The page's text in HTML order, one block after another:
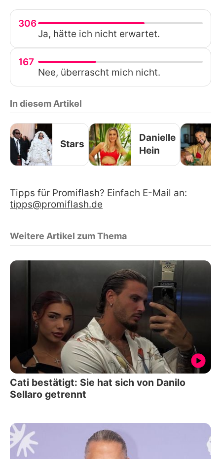
306
Ja, hätte ich nicht erwartet.
167
Nee, überrascht mich nicht.
In diesem Artikel
Stars
Danielle
Hein
Tipps für Promiflash? Einfach E-Mail an:
tipps@promiflash.de
Weitere Artikel zum Thema
Cati bestätigt: Sie hat sich von Danilo
Sellaro getrennt